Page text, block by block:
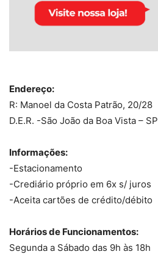
Endereço:
R: Manoel da Costa Patrão, 20/28
D.E.R. -São João da Boa Vista – SP
Informações:
-Estacionamento
-Crediário próprio em 6x s/ juros
-Aceita cartões de crédito/débito
Horários de Funcionamentos:
Segunda a Sábado das 9h às 18h